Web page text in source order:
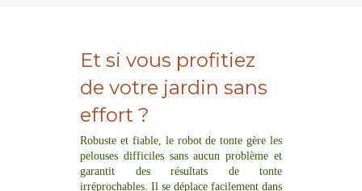
Et si vous profitiez
de votre jardin sans
effort ?
Robuste et fiable, le robot de tonte gère les
pelouses difficiles sans aucun problème et
garantit des résultats de tonte
irréprochables. Il se déplace facilement dans